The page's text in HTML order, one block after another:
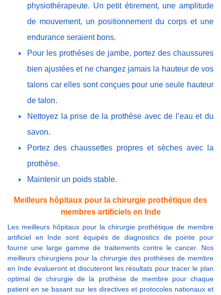
physiothérapeute. Un petit étirement, une amplitude
de mouvement, un positionnement du corps et une
endurance seraient bons.
Pour les prothèses de jambe, portez des chaussures
bien ajustées et ne changez jamais la hauteur de vos
talons car elles sont conçues pour une seule hauteur
de talon.
Nettoyez la prise de la prothèse avec de l’eau et du
savon.
Portez des chaussettes propres et sèches avec la
prothèse.
Maintenir un poids stable.
Meilleurs hôpitaux pour la chirurgie prothétique des
membres artificiels en Inde
Les meilleurs hôpitaux pour la chirurgie prothétique de membre
artificiel en Inde sont équipés de diagnostics de pointe pour
fournir une large gamme de traitements contre le cancer. Nos
meilleurs chirurgiens pour la chirurgie des prothèses de membre
en Inde évalueront et discuteront les résultats pour tracer le plan
optimal de chirurgie de la prothèse de membre pour chaque
patient en se basant sur les directives et protocoles nationaux et